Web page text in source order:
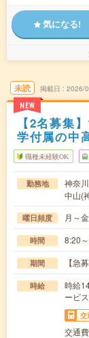
気になる!
未読
NEW
掲載日 2026/
【2名募集
学付属の中
職種未経験OK
勤務地 神奈
中山(
曜日頻度 月～
時間 8:20
期間 【急
時給
時給
ービ
交
交通